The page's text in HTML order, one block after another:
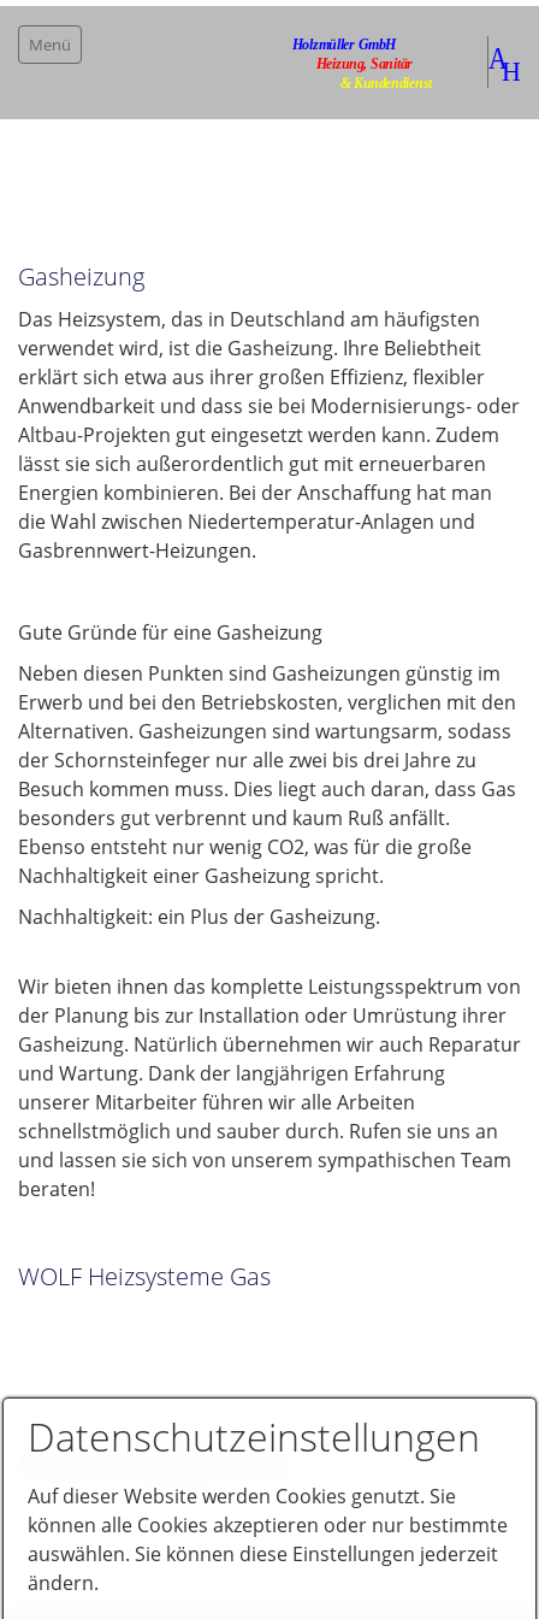
Menü
Bad & Installation
Wärme
Gasheizung
Wärmepumpe
Biomasse
Fächenheizung
Ölheizung
Kontakt
Impressum
Gasheizung
Das Heizsystem, das in Deutschland am häufigsten
verwendet wird, ist die Gasheizung. Ihre Beliebtheit
erklärt sich etwa aus ihrer großen Effizienz, flexibler
Anwendbarkeit und dass sie bei Modernisierungs- oder
Altbau-Projekten gut eingesetzt werden kann. Zudem
lässt sie sich außerordentlich gut mit erneuerbaren
Energien kombinieren. Bei der Anschaffung hat man
die Wahl zwischen Niedertemperatur-Anlagen und
Gasbrennwert-Heizungen.
Gute Gründe für eine Gasheizung
Neben diesen Punkten sind Gasheizungen günstig im
Erwerb und bei den Betriebskosten, verglichen mit den
Alternativen. Gasheizungen sind wartungsarm, sodass
der Schornsteinfeger nur alle zwei bis drei Jahre zu
Besuch kommen muss. Dies liegt auch daran, dass Gas
besonders gut verbrennt und kaum Ruß anfällt.
Ebenso entsteht nur wenig CO2, was für die große
Nachhaltigkeit einer Gasheizung spricht.
Nachhaltigkeit: ein Plus der Gasheizung.
Wir bieten ihnen das komplette Leistungsspektrum von
der Planung bis zur Installation oder Umrüstung ihrer
Gasheizung. Natürlich übernehmen wir auch Reparatur
und Wartung. Dank der langjährigen Erfahrung
unserer Mitarbeiter führen wir alle Arbeiten
schnellstmöglich und sauber durch. Rufen sie uns an
und lassen sie sich von unserem sympathischen Team
beraten!
WOLF Heizsysteme Gas
Remeha Heizsysteme Gas
Datenschutzeinstellungen
Auf dieser Website werden Cookies genutzt. Sie
können alle Cookies akzeptieren oder nur bestimmte
auswählen. Sie können diese Einstellungen jederzeit
ändern.